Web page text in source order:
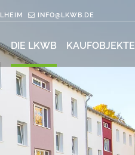
INFO@LKWB.DE
DIE LKWB KAUFOBJEKTE